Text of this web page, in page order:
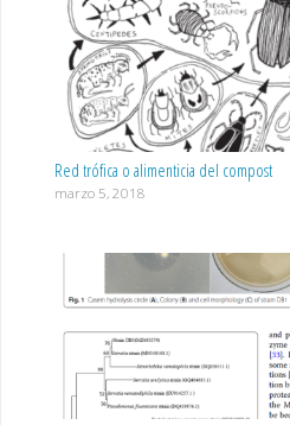
Red trófica o alimenticia del compost
marzo 5, 2018